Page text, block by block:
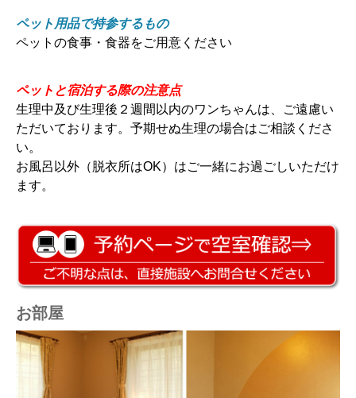
ペット用品で持参するもの
ペットの食事・食器をご用意ください
ペットと宿泊する際の注意点
生理中及び生理後２週間以内のワンちゃんは、ご遠慮い
ただいております。予期せぬ生理の場合はご相談くださ
い。
お風呂以外（脱衣所はOK）はご一緒にお過ごしいただけ
ます。
お部屋